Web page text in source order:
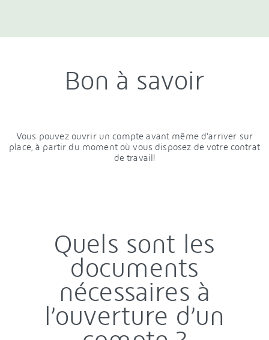
Bon à savoir
Vous pouvez ouvrir un compte avant même d'arriver sur
place, à partir du moment où vous disposez de votre contrat
de travail!
Quels sont les
documents
nécessaires à
l’ouverture d’un